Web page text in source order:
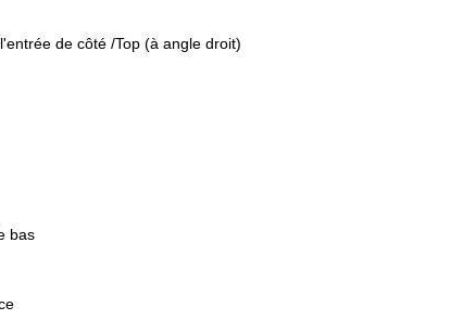
de côté /Top (à angle droit)
bas